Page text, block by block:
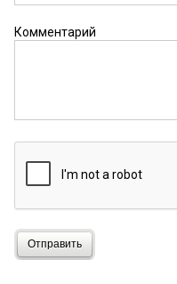
Комментарий
Отправить